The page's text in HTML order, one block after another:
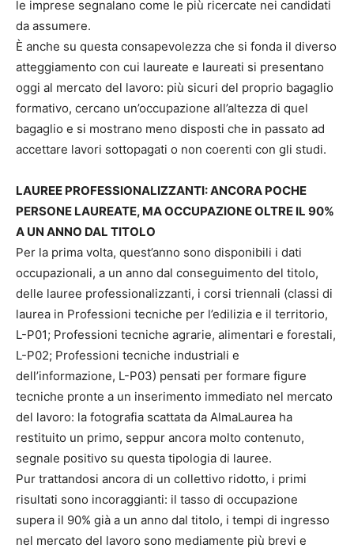
le imprese segnalano come le più ricercate nei candidati
da assumere.
È anche su questa consapevolezza che si fonda il diverso
atteggiamento con cui laureate e laureati si presentano
oggi al mercato del lavoro: più sicuri del proprio bagaglio
formativo, cercano un’occupazione all’altezza di quel
bagaglio e si mostrano meno disposti che in passato ad
accettare lavori sottopagati o non coerenti con gli studi.
LAUREE PROFESSIONALIZZANTI: ANCORA POCHE
PERSONE LAUREATE, MA OCCUPAZIONE OLTRE IL 90%
A UN ANNO DAL TITOLO
Per la prima volta, quest’anno sono disponibili i dati
occupazionali, a un anno dal conseguimento del titolo,
delle lauree professionalizzanti, i corsi triennali (classi di
laurea in Professioni tecniche per l’edilizia e il territorio,
L-P01; Professioni tecniche agrarie, alimentari e forestali,
L-P02; Professioni tecniche industriali e
dell’informazione, L-P03) pensati per formare figure
tecniche pronte a un inserimento immediato nel mercato
del lavoro: la fotografia scattata da AlmaLaurea ha
restituito un primo, seppur ancora molto contenuto,
segnale positivo su questa tipologia di lauree.
Pur trattandosi ancora di un collettivo ridotto, i primi
risultati sono incoraggianti: il tasso di occupazione
supera il 90% già a un anno dal titolo, i tempi di ingresso
nel mercato del lavoro sono mediamente più brevi e